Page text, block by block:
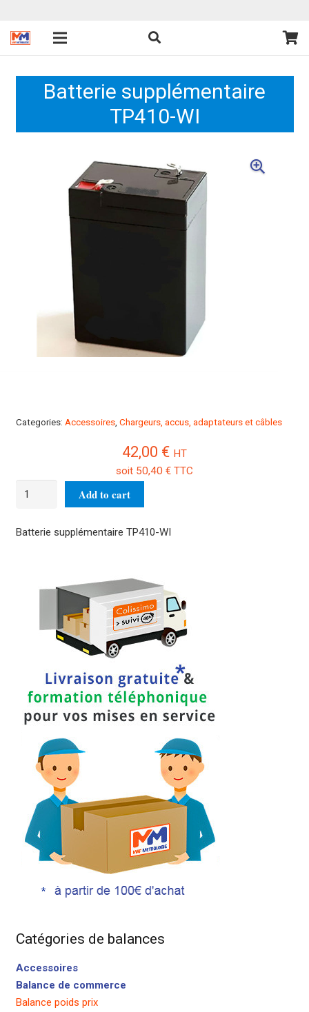
Batterie supplémentaire
TP410-WI
Categories: Accessoires, Chargeurs, accus, adaptateurs et câbles
42,00 € HT
soit 50,40 € TTC
Batterie
supplémentaire
WI
Add to cart
Batterie supplémentaire TP410-WI
Catégories de balances
Accessoires
Balance de commerce
Balance poids prix